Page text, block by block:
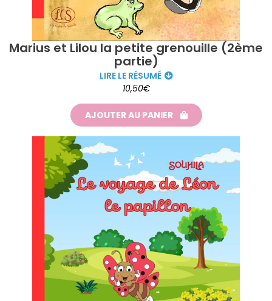
Marius et Lilou la petite grenouille (2ème
partie)
LIRE LE RÉSUMÉ
10,50€
AJOUTER AU PANIER